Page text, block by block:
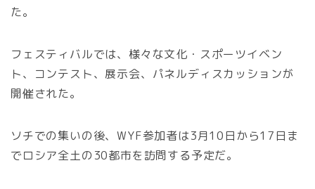
た。
フェスティバルでは、様々な文化・スポーツイベン
ト、コンテスト、展示会、パネルディスカッションが
開催された。
ソチでの集いの後、WYF参加者は3月10日から17日ま
でロシア全土の30都市を訪問する予定だ。